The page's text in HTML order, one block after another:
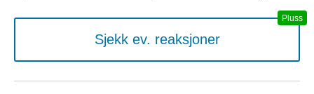
Sjekk ev. reaksjoner